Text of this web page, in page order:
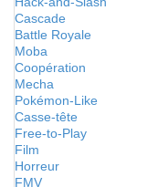
Cascade
Battle Royale
Moba
Coopération
Mecha
Pokémon-Like
Casse-tête
Free-to-Play
Film
Horreur
FMV